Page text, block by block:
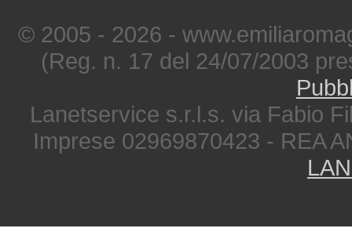
© 2005 - 2026 -
(Reg. n. 17 del 24/07/2003
Lanetservice s.r.l.s. via Fabio
Imprese 02969870423 - REA